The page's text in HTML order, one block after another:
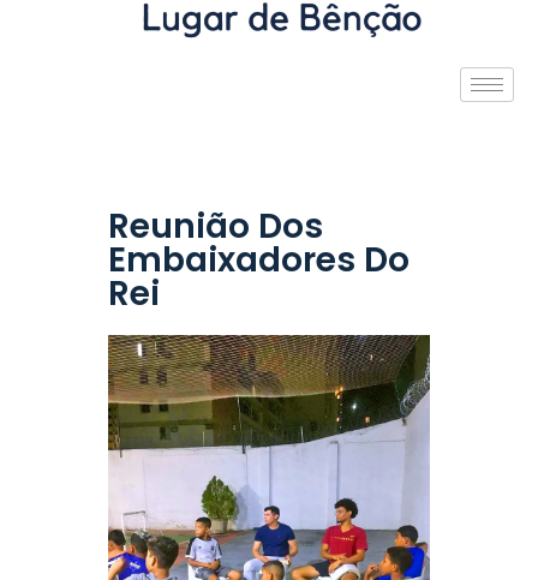
Reunião Dos
Embaixadores Do
Rei